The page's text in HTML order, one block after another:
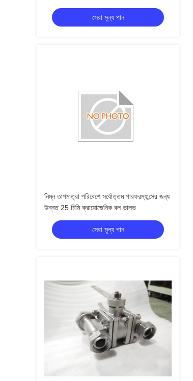
সেরা মূল্য পান
নিম্ন তাপমাত্রা পরিবেশে সর্বোত্তম পারফরম্যান্সের জন্য
উন্নত 25 মিমি ক্রায়োজেনিক বল ভালভ
সেরা মূল্য পান